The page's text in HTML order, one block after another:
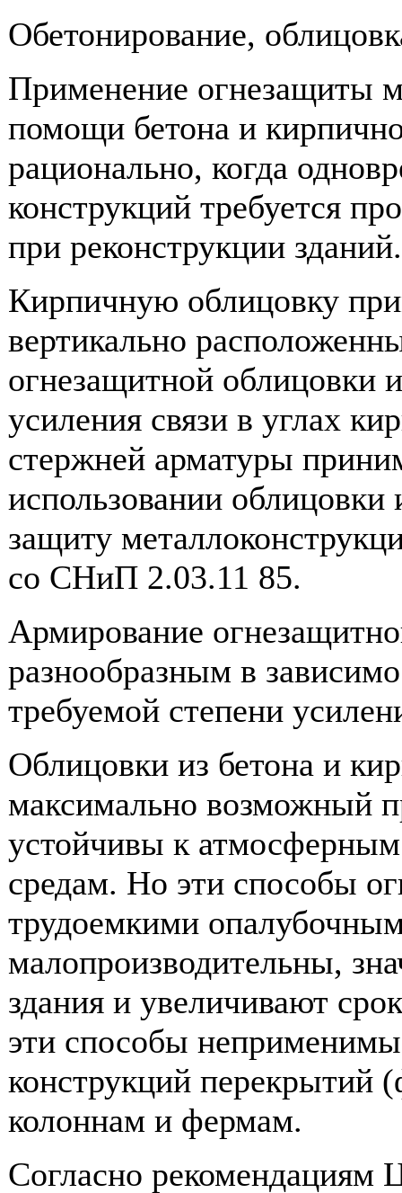
Обетонирование,
Применение огнезащиты
помощи бетона и
рационально, когда
конструкций требуется
при реконструкции зданий.
Кирпичную облицовку
вертикально
огнезащитной облицовки
усиления связи в углах
стержней арматуры
использовании облицовки
защиту
со СНиП 2.03.11 85.
Армирование
разнообразным в
требуемой степени
Облицовки из бетона и
максимально возможный
устойчивы к
средам. Но эти способы
трудоемкими
малопроизводительны,
здания и увеличивают
эти способы
конструкций перекрытий
колоннам и фермам.
Согласно